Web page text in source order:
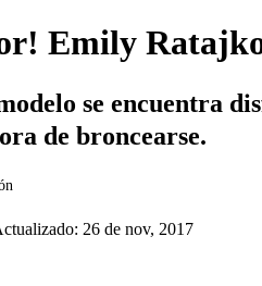
Emily
se encuentra
de broncearse.
26 de nov, 2017